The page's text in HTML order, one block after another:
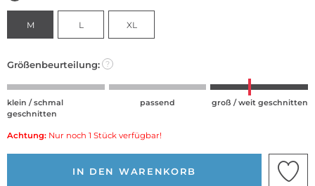
M L XL
Größenbeurteilung: ?
klein / schmal
geschnitten
passend groß / weit geschnitten
Achtung: Nur noch 1 Stück verfügbar!
IN DEN WARENKORB